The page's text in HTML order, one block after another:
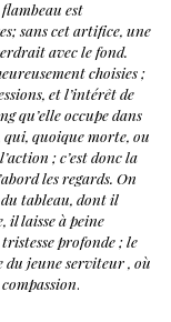
est
sans cet artifice, une
avec le fond.
choisies ;
et l’intérêt de
qu’elle occupe dans
quoique morte, ou
; c’est donc la
les regards. On
tableau, dont il
il laisse à peine
profonde ; le
jeune serviteur , où
.